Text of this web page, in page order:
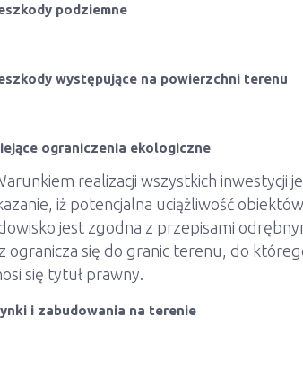
podziemne
występujące na powierzchni terenu
ograniczenia ekologiczne
realizacji wszystkich inwestycji
iż potencjalna uciążliwość
jest zgodna z przepisami
ogranicza się do granic terenu, do
się tytuł prawny.
i zabudowania na terenie